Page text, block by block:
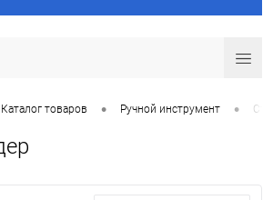
Каталог товаров • Ручной инструмент •